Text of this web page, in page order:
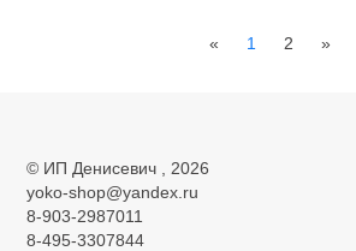
«Previous
1 2 »Next
© ИП Денисевич
, 2026
yoko-shop@yandex.ru
8-903-2987011
8-495-3307844